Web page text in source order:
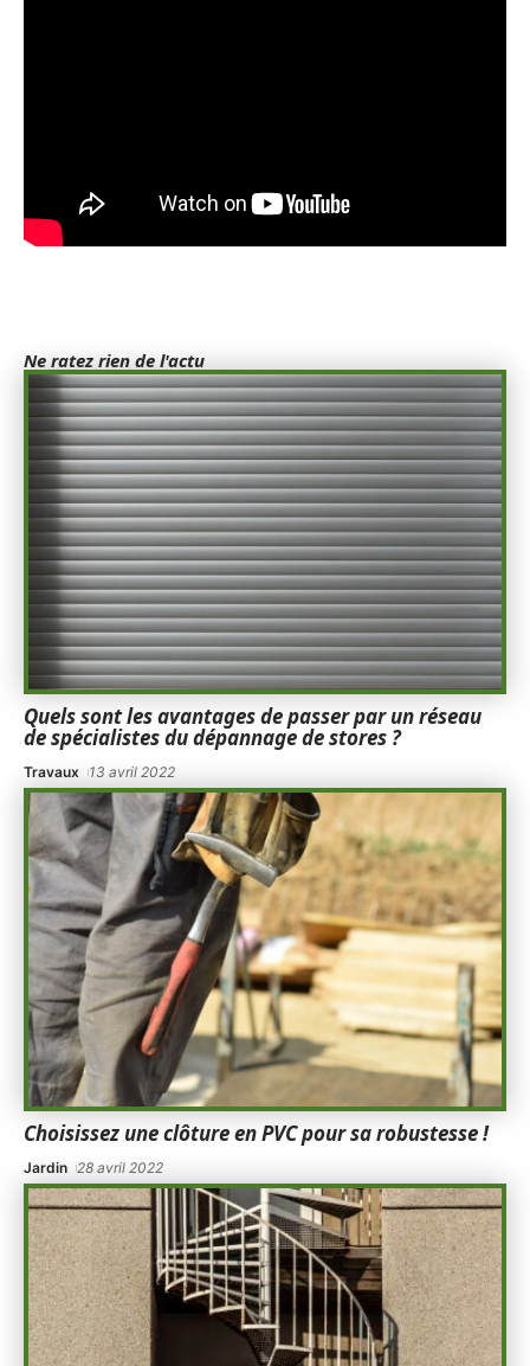
Ne ratez rien de l'actu
Quels sont les avantages de passer par un réseau
de spécialistes du dépannage de stores ?
Travaux 13 avril 2022
Choisissez une clôture en PVC pour sa robustesse !
Jardin 28 avril 2022